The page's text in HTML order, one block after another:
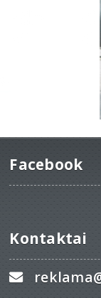
Facebook
Kontaktai